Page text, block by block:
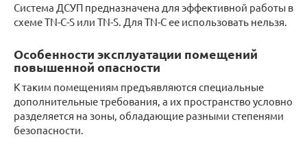
Система ДСУП предназначена для эффективной работы в
схеме TN-C-S или TN-S. Для TN-C ее использовать нельзя.
Особенности эксплуатации помещений
повышенной опасности
К таким помещениям предъявляются специальные
дополнительные требования, а их пространство условно
разделяется на зоны, обладающие разными степенями
безопасности.